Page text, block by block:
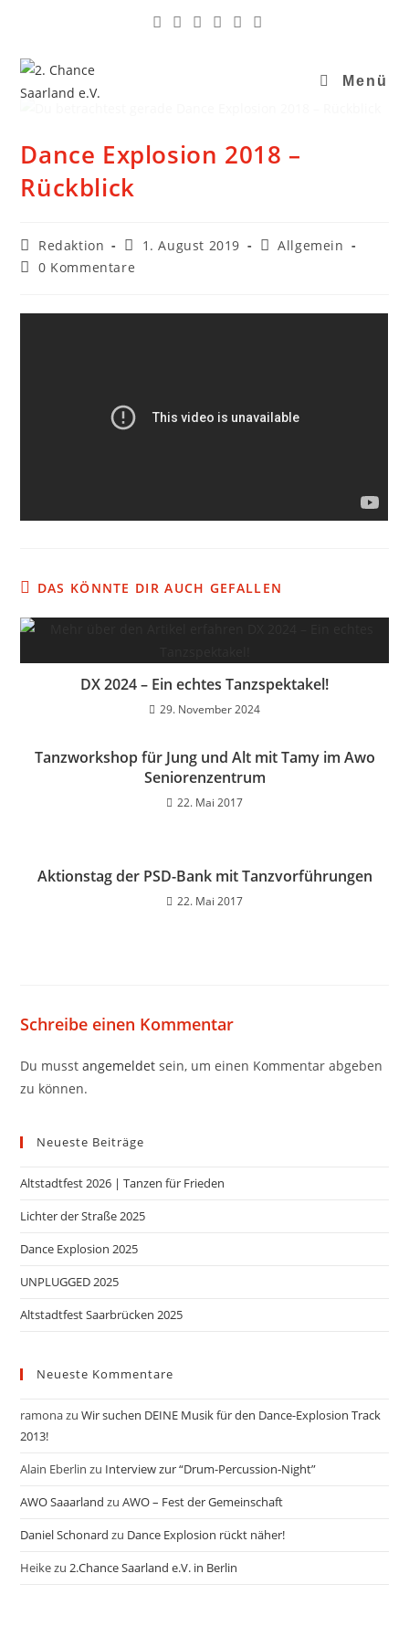
Menü
Dance Explosion 2018 –
Rückblick
Redaktion 1. August 2019
Allgemein
0 Kommentare
DAS KÖNNTE DIR AUCH GEFALLEN
DX 2024 – Ein echtes Tanzspektakel!
29. November 2024
Tanzworkshop für Jung und Alt mit Tamy im Awo
Seniorenzentrum
22. Mai 2017
Aktionstag der PSD-Bank mit Tanzvorführungen
22. Mai 2017
Schreibe einen Kommentar
Du musstangemeldet sein, um einen Kommentar abgeben
zu können.
Neueste Beiträge
Altstadtfest 2026 | Tanzen für Frieden
Lichter der Straße 2025
Dance Explosion 2025
UNPLUGGED 2025
Altstadtfest Saarbrücken 2025
Neueste Kommentare
ramonazuWir suchen DEINE Musik für den Dance-Explosion Track
2013!
Alain Eberlin zu Interview zur “Drum-Percussion-Night”
AWO Saaarland zuAWO – Fest der Gemeinschaft
Daniel Schonard zu Dance Explosion rückt näher!
Heikezu 2.Chance Saarland e.V. in Berlin